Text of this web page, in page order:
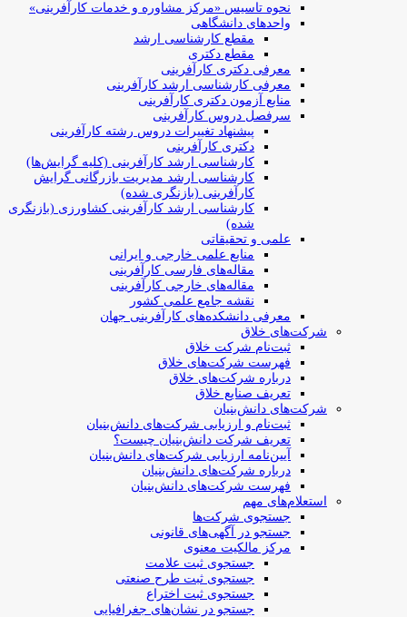
نحوه تاسیس «مرکز مشاوره و خدمات کارآفرینی»
واحدهای دانشگاهی
مقطع کارشناسی ارشد
مقطع دکتری
معرفی دکتری کارآفرینی
معرفی کارشناسی ارشد کارآفرینی
منابع آزمون دکتری کارآفرینی
سرفصل دروس کارآفرینی
پیشنهاد تغییرات دروس رشته کارآفرینی
دکتری کارآفرینی
کارشناسی ارشد کارآفرینی (کلیه گرایش‌ها)
کارشناسی ارشد مدیریت بازرگانی گرایش
کارآفرینی (بازنگری شده)
کارشناسی ارشد کارآفرینی کشاورزی (بازنگری
شده)
علمی و تحقیقاتی
منابع علمی خارجی و ایرانی
مقاله‌های فارسی کارآفرینی
مقاله‌های خارجی کارآفرینی
نقشه جامع علمی کشور
معرفی دانشکده‌های کارآفرینی جهان
شرکت‌های خلاق
ثبت‌نام شرکت خلاق
فهرست شرکت‌های خلاق
درباره شرکت‌های خلاق
تعریف صنایع خلاق
شرکت‌های دانش‌بنیان
ثبت‌نام و ارزیابی شرکت‌های دانش‌بنیان
تعریف شرکت دانش‌بنیان چیست؟
آیین‌نامه ارزیابی شرکت‌های دانش‌بنیان
درباره شرکت‌های دانش‌بنیان
فهرست شرکت‌های دانش‌بنیان
استعلام‌های مهم
جستجوی شرکت‌ها
جستجو در آگهی‌های قانونی
مرکز مالکیت معنوی
جستجوی ثبت علامت
جستجوی ثبت طرح صنعتی
جستجوی ثبت اختراع
جستجو در نشان‌های جغرافیایی